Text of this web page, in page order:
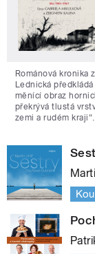
Románová kronika
Lednická
měnící obraz
překrývá tlustá
zemi a rudém kraji“.